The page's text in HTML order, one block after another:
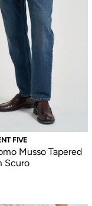
FIVE
Musso Tapered
Scuro